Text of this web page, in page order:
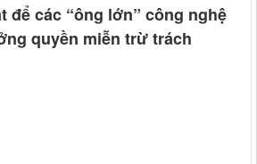
để các “ông lớn” công nghệ
quyền miễn trừ trách